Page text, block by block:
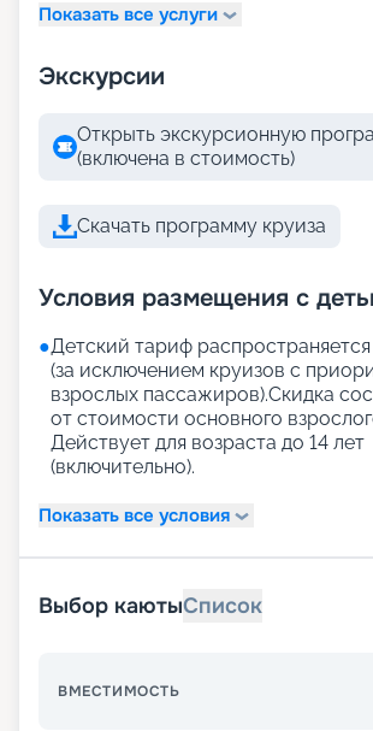
Показать все услуги
Экскурсии
Открыть экскурсионную
(включена в стоимость)
Скачать программу круиза
Условия размещения с
●Детский тариф
(за исключением круизов с
взрослых пассажиров).Скидка
от стоимости основного
Действует для возраста до 14 лет
(включительно).
Показать все условия
Выбор каютыСписок
ВМЕСТИМОСТЬ